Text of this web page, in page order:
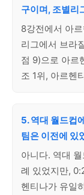
구이며, 조별리
8강전에서 아
리그에서 브라
점 9)으로 아르
조 1위, 아르헨
5. 역대 월드컵
팀은 이전에 있
아니다. 역대
례 있었지만,
헨티나가 유일